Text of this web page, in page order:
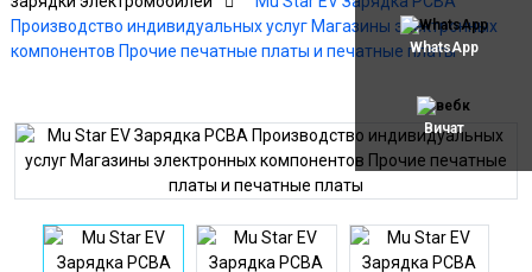
WhatsApp
Вичат
Производство индивидуальных услуг Магазины электронных
компонентов Прочие печатные платы и печатные платы